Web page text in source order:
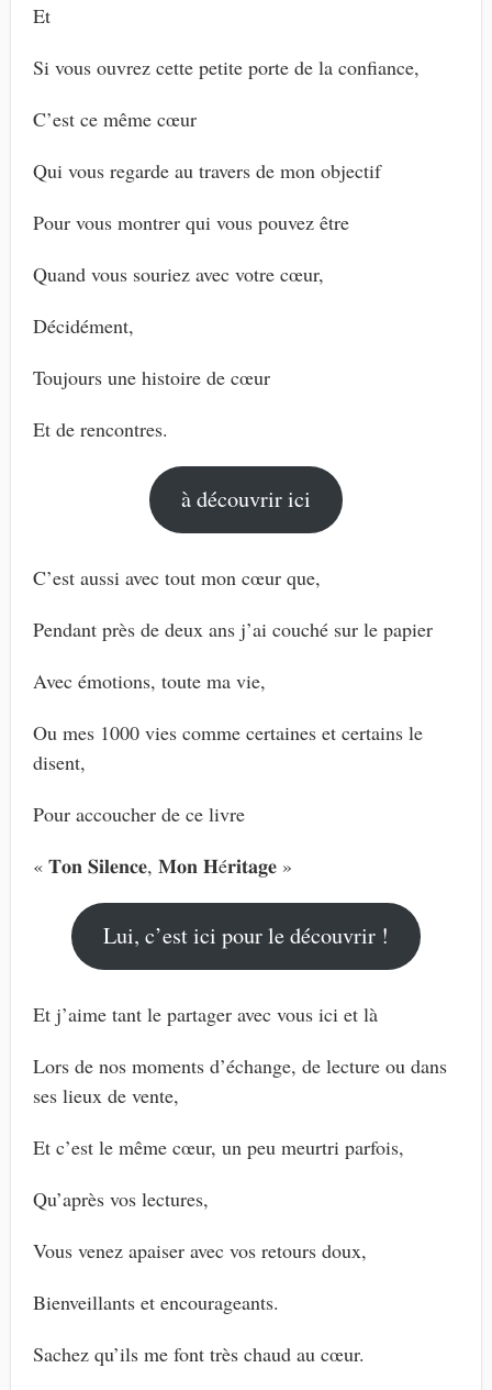
Et
Si vous ouvrez cette petite porte de la confiance,
C’est ce même cœur
Qui vous regarde au travers de mon objectif
Pour vous montrer qui vous pouvez être
Quand vous souriez avec votre cœur,
Décidément,
Toujours une histoire de cœur
Et de rencontres.
à découvrir ici
C’est aussi avec tout mon cœur que,
Pendant près de deux ans j’ai couché sur le papier
Avec émotions, toute ma vie,
Ou mes 1000 vies comme certaines et certains le
disent,
Pour accoucher de ce livre
« 𝐓𝐨𝐧 𝐒𝐢𝐥𝐞𝐧𝐜𝐞, 𝐌𝐨𝐧 𝐇é𝐫𝐢𝐭𝐚𝐠𝐞 »
Lui, c’est ici pour le découvrir !
Et j’aime tant le partager avec vous ici et là
Lors de nos moments d’échange, de lecture ou dans
ses lieux de vente,
Et c’est le même cœur, un peu meurtri parfois,
Qu’après vos lectures,
Vous venez apaiser avec vos retours doux,
Bienveillants et encourageants.
Sachez qu’ils me font très chaud au cœur.